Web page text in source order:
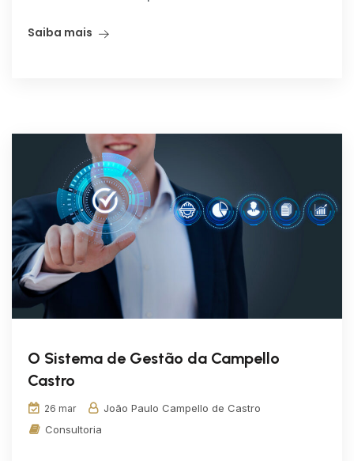
Saiba mais
O Sistema de Gestão da Campello
Castro
26 mar
João Paulo Campello de Castro
Consultoria